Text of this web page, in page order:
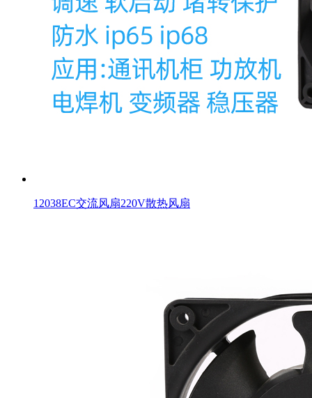
12038EC交流风扇220V散热风扇